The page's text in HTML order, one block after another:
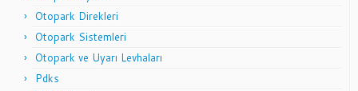
Otopark Direkleri
Otopark Sistemleri
Otopark ve Uyarı Levhaları
Pdks